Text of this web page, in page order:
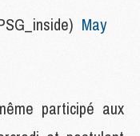
May
participé aux